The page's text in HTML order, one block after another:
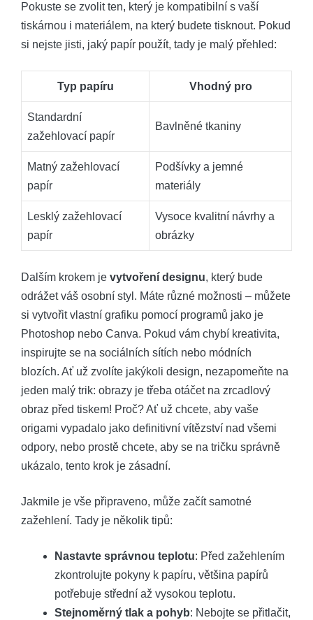
Pokuste se zvolit ten, který je kompatibilní s vaší
tiskárnou i materiálem, na který budete tisknout. Pokud
si nejste jisti, jaký papír použít, tady je malý přehled:
Typ papíru Vhodný pro
Standardní
zažehlovací papír
Bavlněné tkaniny
Matný zažehlovací
papír
Podšívky a jemné
materiály
Lesklý zažehlovací
papír
Vysoce kvalitní návrhy a
obrázky
Dalším krokem je vytvoření designu, který bude
odrážet váš osobní styl. Máte různé možnosti – můžete
si vytvořit vlastní grafiku pomocí programů jako je
Photoshop nebo Canva. Pokud vám chybí kreativita,
inspirujte se na sociálních sítích nebo módních
blozích. Ať už zvolíte jakýkoli design, nezapomeňte na
jeden malý trik: obrazy je třeba otáčet na zrcadlový
obraz před tiskem! Proč? Ať už chcete, aby vaše
origami vypadalo jako definitivní vítězství nad všemi
odpory, nebo prostě chcete, aby se na tričku správně
ukázalo, tento krok je zásadní.
Jakmile je vše připraveno, může začít samotné
zažehlení. Tady je několik tipů:
Nastavte správnou teplotu: Před zažehlením
zkontrolujte pokyny k papíru, většina papírů
potřebuje střední až vysokou teplotu.
Stejnoměrný tlak a pohyb: Nebojte se přitlačit,